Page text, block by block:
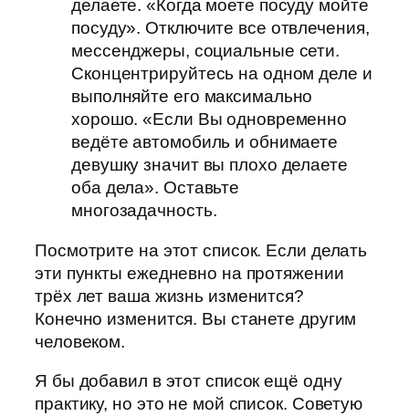
делаете. «Когда моете посуду мойте
посуду». Отключите все отвлечения,
мессенджеры, социальные сети.
Сконцентрируйтесь на одном деле и
выполняйте его максимально
хорошо. «Если Вы одновременно
ведёте автомобиль и обнимаете
девушку значит вы плохо делаете
оба дела». Оставьте
многозадачность.
Посмотрите на этот список. Если делать
эти пункты ежедневно на протяжении
трёх лет ваша жизнь изменится?
Конечно изменится. Вы станете другим
человеком.
Я бы добавил в этот список ещё одну
практику, но это не мой список. Советую